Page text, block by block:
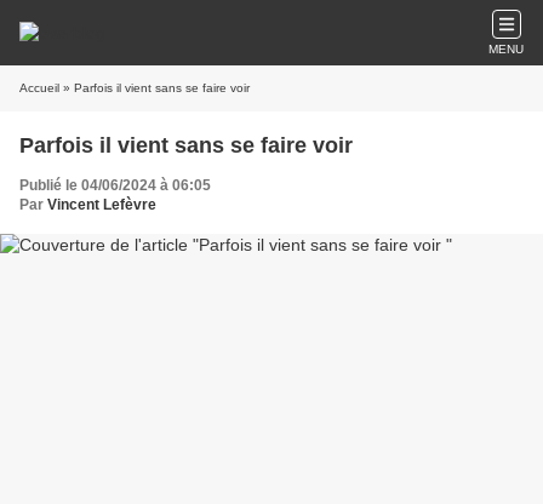
MENU
Accueil » Parfois il vient sans se faire voir
Parfois il vient sans se faire voir
Publié le 04/06/2024 à 06:05
Par Vincent Lefèvre